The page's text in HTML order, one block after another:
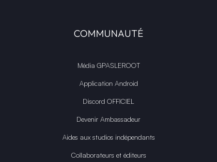
COMMUNAUTÉ
Média GPASLEROOT
Application Android
Discord OFFICIEL
Devenir Ambassadeur
Aides aux studios indépendants
Collaborateurs et éditeurs